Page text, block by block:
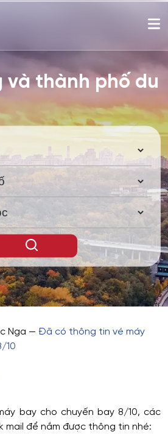
và thành phố du
Nga — Đã có thông tin vé máy
10
bay cho chuyến bay 8/10, các
mail để nắm được thông tin nhé: